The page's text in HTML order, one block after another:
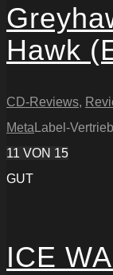
Hawk
CD-Reviews,
MetaLabel-
11 VON 15
GUT
ICE